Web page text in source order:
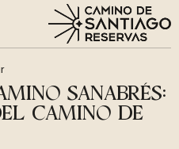
SANABRÉS:
CAMINO DE